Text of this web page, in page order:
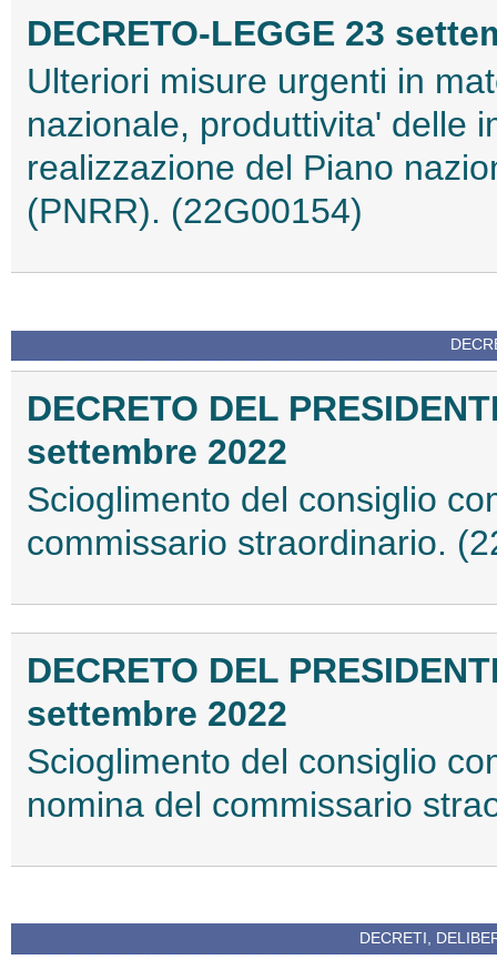
DECRETO-LEGGE 23
Ulteriori misure urgenti in
nazionale, produttivita' delle
realizzazione del Piano
(PNRR). (22G00154)
DECRETO DEL
settembre 2022
Scioglimento del consiglio
commissario straordinario.
DECRETO DEL
settembre 2022
Scioglimento del consiglio
nomina del commissario
DECRETI,